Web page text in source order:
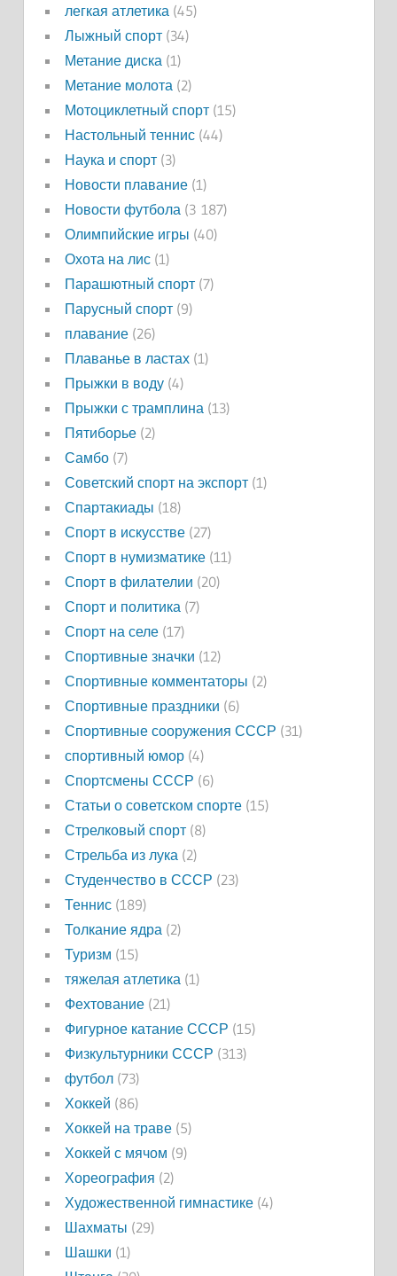
легкая атлетика (45)
Лыжный спорт(34)
Метание диска (1)
Метание молота (2)
Мотоциклетный спорт(15)
Настольный теннис(44)
Наука и спорт(3)
Новости плавание(1)
Новости футбола (3 187)
Олимпийские игры (40)
Охота на лис(1)
Парашютный спорт(7)
Парусный спорт(9)
плавание(26)
Плаванье в ластах(1)
Прыжки в воду(4)
Прыжки с трамплина (13)
Пятиборье(2)
Самбо(7)
Советский спорт на экспорт(1)
Спартакиады (18)
Спорт в искусстве(27)
Спорт в нумизматике(11)
Спорт в филателии (20)
Спорт и политика (7)
Спорт на селе(17)
Спортивные значки (12)
Спортивные комментаторы (2)
Спортивные праздники (6)
Спортивные сооружения СССР (31)
спортивный юмор(4)
Спортсмены СССР (6)
Статьи о советском спорте(15)
Стрелковый спорт(8)
Стрельба из лука (2)
Студенчество в СССР (23)
Теннис(189)
Толкание ядра (2)
Туризм (15)
тяжелая атлетика (1)
Фехтование(21)
Фигурное катание СССР (15)
Физкультурники СССР (313)
футбол(73)
Хоккей (86)
Хоккей на траве(5)
Хоккей с мячом (9)
Хореография (2)
Художественной гимнастике(4)
Шахматы (29)
Шашки (1)